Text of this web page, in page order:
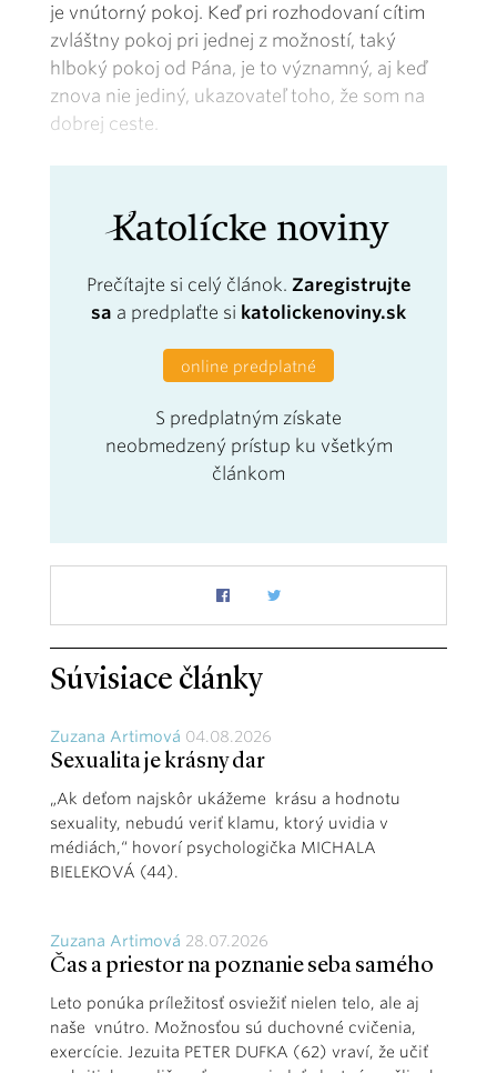
je vnútorný pokoj. Keď pri rozhodovaní cítim
zvláštny pokoj pri jednej z možností, taký
hlboký pokoj od Pána, je to významný, aj keď
znova nie jediný, ukazovateľ toho, že som na
dobrej ceste.
Prečítajte si celý článok. Zaregistrujte
sa a predplaťte si katolickenoviny.sk
online predplatné
S predplatným získate
neobmedzený prístup ku všetkým
článkom
Súvisiace články
Zuzana Artimová 04.08.2026
Sexualita je krásny dar
„Ak deťom najskôr ukážeme krásu a hodnotu
sexuality, nebudú veriť klamu, ktorý uvidia v
médiách,“ hovorí psychologička MICHALA
BIELEKOVÁ (44).
Zuzana Artimová 28.07.2026
Čas a priestor na poznanie seba samého
Leto ponúka príležitosť osviežiť nielen telo, ale aj
naše vnútro. Možnosťou sú duchovné cvičenia,
exercície. Jezuita PETER DUFKA (62) vraví, že učiť